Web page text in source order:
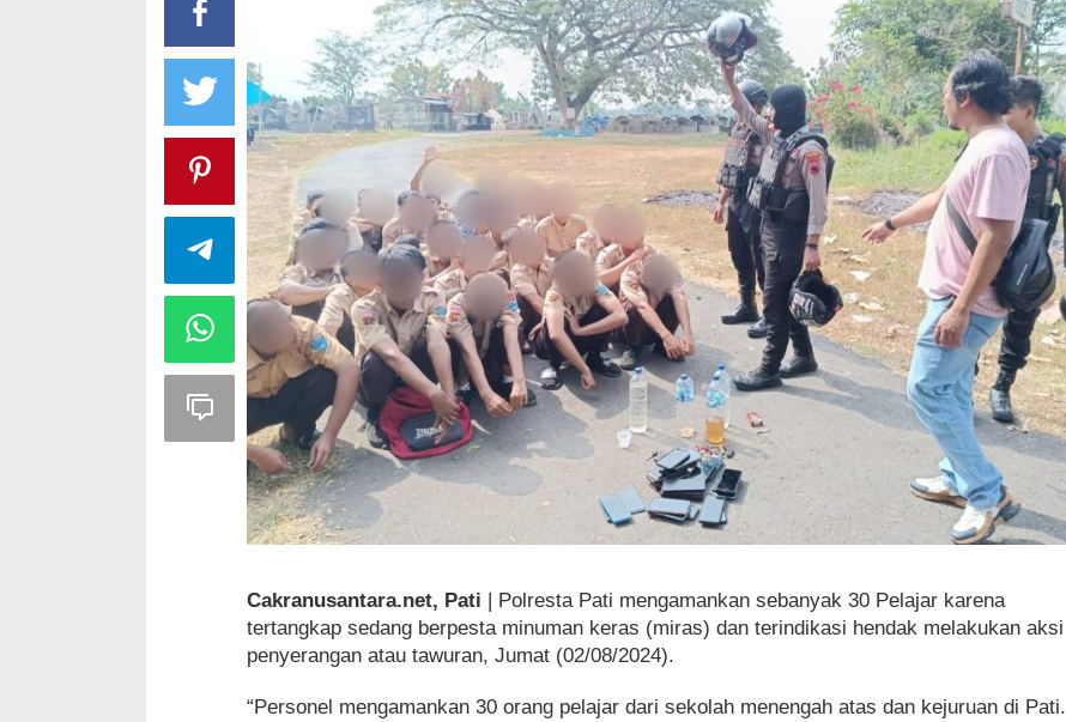
Cakranusantara.net, Pati | Polresta Pati mengamankan sebanyak 30 Pelajar karena
tertangkap sedang berpesta minuman keras (miras) dan terindikasi hendak melakukan aksi
penyerangan atau tawuran, Jumat (02/08/2024).
“Personel mengamankan 30 orang pelajar dari sekolah menengah atas dan kejuruan di Pati.